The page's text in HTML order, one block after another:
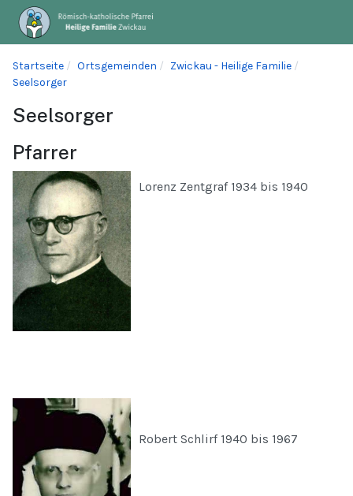
Startseite Ortsgemeinden
Zwickau - Heilige Familie
Seelsorger
Seelsorger
Pfarrer
Lorenz Zentgraf 1934 bis 1940
Robert Schlirf 1940 bis 1967